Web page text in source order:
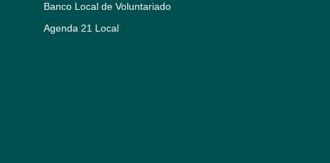
Banco Local de Voluntariado
Agenda 21 Local